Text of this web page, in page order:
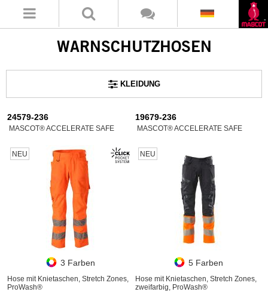
WARNSCHUTZHOSEN
KLEIDUNG
24579-236
MASCOT® ACCELERATE SAFE
NEU
3 Farben
Hose mit Knietaschen, Stretch Zones,
ProWash®
19679-236
MASCOT® ACCELERATE SAFE
NEU
5 Farben
Hose mit Knietaschen, Stretch Zones,
zweifarbig, ProWash®